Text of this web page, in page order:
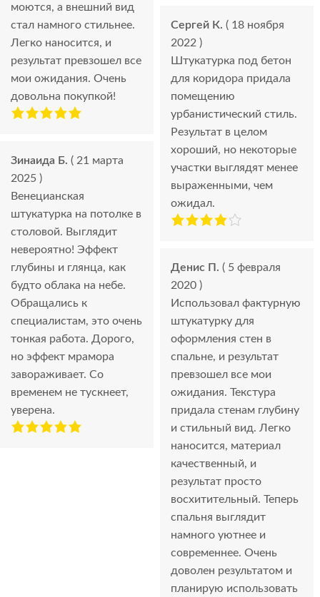
моются, а внешний вид
стал намного стильнее.
Легко наносится, и
результат превзошел все
мои ожидания. Очень
довольна покупкой!
Зинаида Б. ( 21 марта
2025 )
Венецианская
штукатурка на потолке в
столовой. Выглядит
невероятно! Эффект
глубины и глянца, как
будто облака на небе.
Обращались к
специалистам, это очень
тонкая работа. Дорого,
но эффект мрамора
завораживает. Со
временем не тускнеет,
уверена.
Сергей К. ( 18 ноября
2022 )
Штукатурка под бетон
для коридора придала
помещению
урбанистический стиль.
Результат в целом
хороший, но некоторые
участки выглядят менее
выраженными, чем
ожидал.
Денис П. ( 5 февраля
2020 )
Использовал фактурную
штукатурку для
оформления стен в
спальне, и результат
превзошел все мои
ожидания. Текстура
придала стенам глубину
и стильный вид. Легко
наносится, материал
качественный, и
результат просто
восхитительный. Теперь
спальня выглядит
намного уютнее и
современнее. Очень
доволен результатом и
планирую использовать